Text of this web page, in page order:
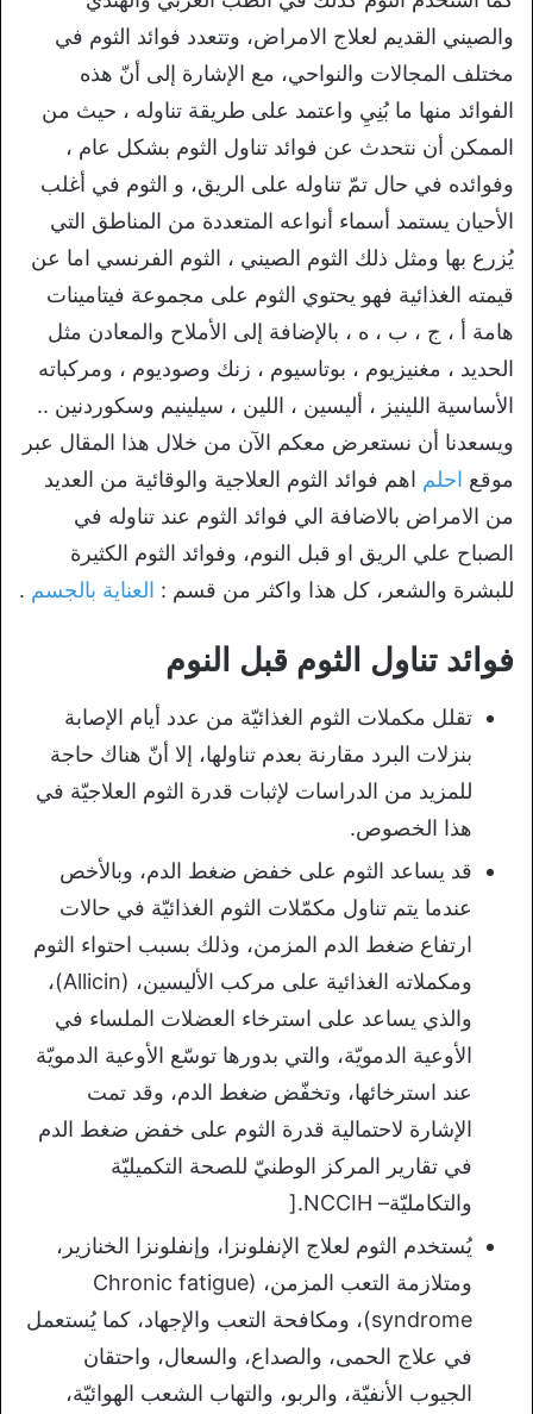
والصيني القديم لعلاج الامراض، وتتعدد فوائد الثوم في
مختلف المجالات والنواحي، مع الإشارة إلى أنّ هذه
الفوائد منها ما بُنِيِ واعتمد على طريقة تناوله ، حيث من
الممكن أن نتحدث عن فوائد تناول الثوم بشكل عام ،
وفوائده في حال تمّ تناوله على الريق، و الثوم في أغلب
الأحيان يستمد أسماء أنواعه المتعددة من المناطق التي
يُزرع بها ومثل ذلك الثوم الصيني ، الثوم الفرنسي اما عن
قيمته الغذائية فهو يحتوي الثوم على مجموعة فيتامينات
هامة أ ، ج ، ب ، ه ، بالإضافة إلى الأملاح والمعادن مثل
الحديد ، مغنيزيوم ، بوتاسيوم ، زنك وصوديوم ، ومركباته
الأساسية اللينيز ، أليسين ، اللين ، سيلينيم وسكوردنين ..
ويسعدنا أن نستعرض معكم الآن من خلال هذا المقال عبر
موقع احلم اهم فوائد الثوم العلاجية والوقائية من العديد
من الامراض بالاضافة الي فوائد الثوم عند تناوله في
الصباح علي الريق او قبل النوم، وفوائد الثوم الكثيرة
للبشرة والشعر، كل هذا واكثر من قسم : العناية بالجسم .
فوائد تناول الثوم قبل النوم
تقلل مكملات الثوم الغذائيّة من عدد أيام الإصابة
بنزلات البرد مقارنة بعدم تناولها، إلا أنّ هناك حاجة
للمزيد من الدراسات لإثبات قدرة الثوم العلاجيّة في
هذا الخصوص.
قد يساعد الثوم على خفض ضغط الدم، وبالأخص
عندما يتم تناول مكمّلات الثوم الغذائيّة في حالات
ارتفاع ضغط الدم المزمن، وذلك بسبب احتواء الثوم
ومكملاته الغذائية على مركب الأليسين، (Allicin)،
والذي يساعد على استرخاء العضلات الملساء في
الأوعية الدمويّة، والتي بدورها توسّع الأوعية الدمويّة
عند استرخائها، وتخفّض ضغط الدم، وقد تمت
الإشارة لاحتمالية قدرة الثوم على خفض ضغط الدم
في تقارير المركز الوطنيّ للصحة التكميليّة
والتكامليّة– NCCIH.[
يُستخدم الثوم لعلاج الإنفلونزا، وإنفلونزا الخنازير،
ومتلازمة التعب المزمن، (Chronic fatigue
syndrome)، ومكافحة التعب والإجهاد، كما يُستعمل
في علاج الحمى، والصداع، والسعال، واحتقان
الجيوب الأنفيّة، والربو، والتهاب الشعب الهوائيّة،